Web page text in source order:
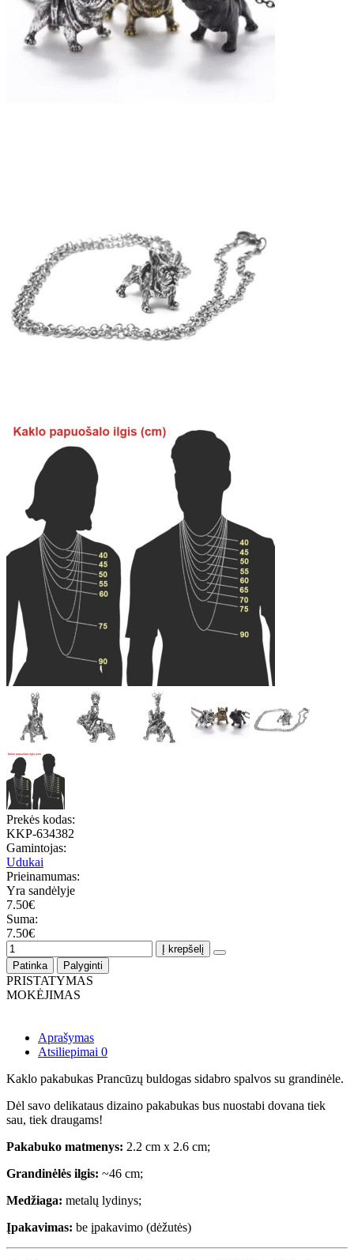
Prekės kodas:
KKP-634382
Gamintojas:
Udukai
Prieinamumas:
Yra sandėlyje
7.50€
Suma:
7.50€
Į krepšelį
Patinka
Palyginti
PRISTATYMAS
MOKĖJIMAS
Aprašymas
Atsiliepimai 0
Kaklo pakabukas Prancūzų buldogas sidabro spalvos su grandinėle.
Dėl savo delikataus dizaino pakabukas bus nuostabi dovana tiek
sau, tiek draugams!
Pakabuko matmenys: 2.2 cm x 2.6 cm;
Grandinėlės ilgis: ~46 cm;
Medžiaga: metalų lydinys;
Įpakavimas: be įpakavimo (dėžutės)